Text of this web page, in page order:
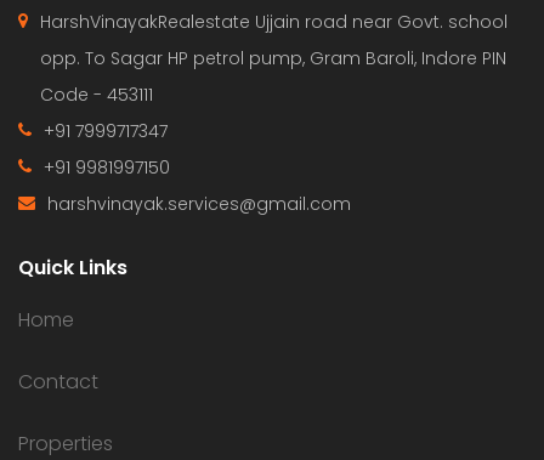
HarshVinayakRealestate Ujjain road near Govt. school
opp. To Sagar HP petrol pump, Gram Baroli, Indore PIN
Code - 453111
+91 7999717347
+91 9981997150
harshvinayak.services@gmail.com
Quick Links
Home
Contact
Properties